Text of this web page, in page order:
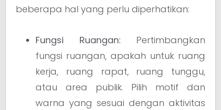
beberapa hal yang perlu diperhatikan:
Fungsi Ruangan: Pertimbangkan
fungsi ruangan, apakah untuk ruang
kerja, ruang rapat, ruang tunggu,
atau area publik. Pilih motif dan
warna yang sesuai dengan aktivitas